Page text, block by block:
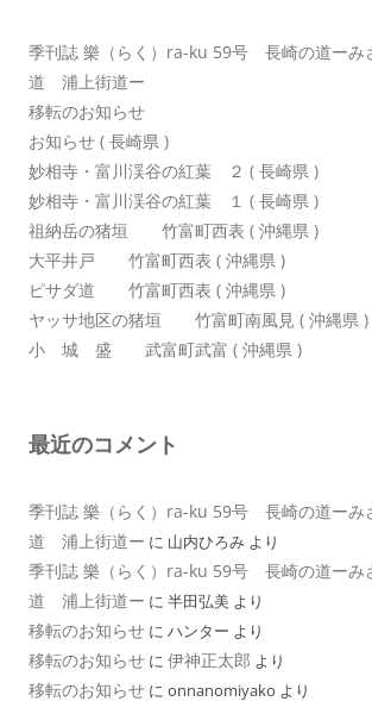
季刊誌 樂（らく）ra-ku 59号 長崎の道ー
道 浦上街道ー
移転のお知らせ
お知らせ ( 長崎県 )
妙相寺・富川渓谷の紅葉 ２ ( 長崎県 )
妙相寺・富川渓谷の紅葉 １ ( 長崎県 )
祖納岳の猪垣 竹富町西表 ( 沖縄県 )
大平井戸 竹富町西表 ( 沖縄県 )
ピサダ道 竹富町西表 ( 沖縄県 )
ヤッサ地区の猪垣 竹富町南風見 ( 沖縄県 )
小 城 盛 武富町武富 ( 沖縄県 )
最近のコメント
季刊誌 樂（らく）ra-ku 59号 長崎の道ー
道 浦上街道ー に 山内ひろみ より
季刊誌 樂（らく）ra-ku 59号 長崎の道ー
道 浦上街道ー に 半田弘美 より
移転のお知らせ に ハンター より
移転のお知らせ に 伊神正太郎 より
移転のお知らせ に onnanomiyako より